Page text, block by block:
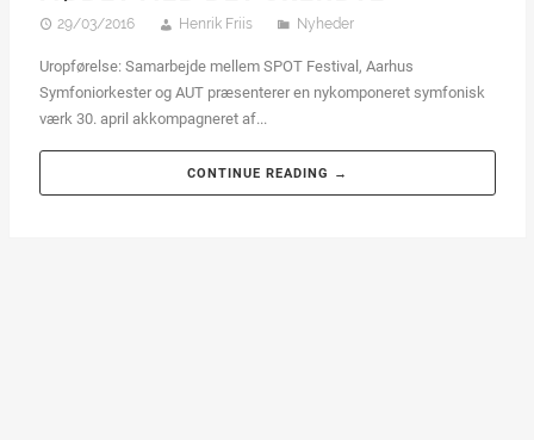
29/03/2016 Henrik Friis Nyheder
Uropførelse: Samarbejde mellem SPOT Festival, Aarhus
Symfoniorkester og AUT præsenterer en nykomponeret symfonisk
værk 30. april akkompagneret af...
CONTINUE READING →